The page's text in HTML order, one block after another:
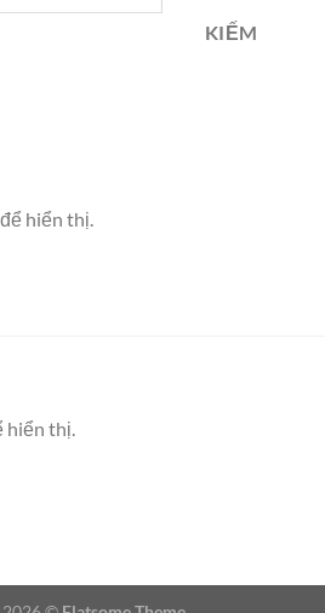
KIẾM
hiển thị.
hiển thị.